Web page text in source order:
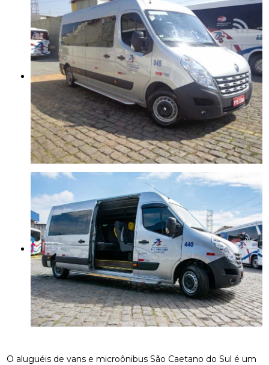
O aluguéis de vans e microônibus São Caetano do Sul é um